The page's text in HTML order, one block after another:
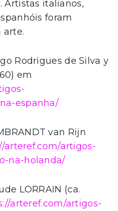
Artistas italianos,
foram
arte.
Rodrigues de Silva y
em
espanha/
van Rijn
arteref.com/artigos-
na-holanda/
LORRAIN (ca.
arteref.com/artigos-